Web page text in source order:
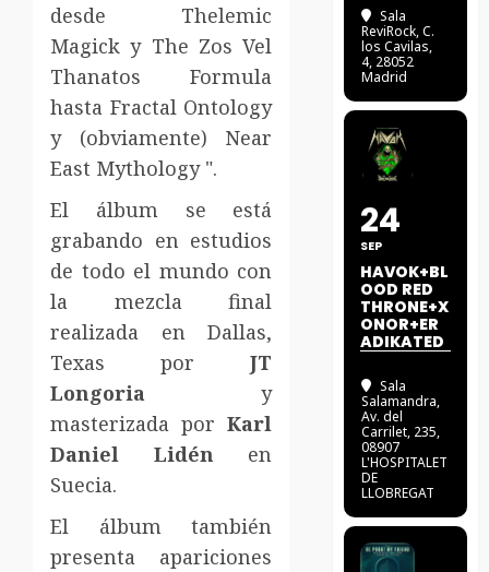
desde Thelemic
Magick y The Zos Vel
Thanatos Formula
hasta Fractal Ontology
y (obviamente) Near
East Mythology ".
El álbum se está
grabando en estudios
de todo el mundo con
la mezcla final
realizada en Dallas,
Texas porJT
Longoria y
masterizada porKarl
Daniel Lidén en
Suecia.
El álbum también
presenta apariciones
Sala
ReviRock, C.
los Cavilas,
4, 28052
Madrid
24
SEP
HAVOK+BL
OOD RED
THRONE+X
ONOR+ER
ADIKATED
Sala
Salamandra,
Av. del
Carrilet, 235,
08907
L'HOSPITALET
DE
LLOBREGAT